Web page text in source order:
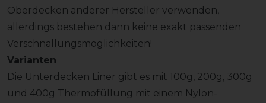
Oberdecken anderer Hersteller verwenden,
allerdings bestehen dann keine exakt passenden
Verschnallungsmöglichkeiten!
Varianten
Die Unterdecken Liner gibt es mit 100g, 200g, 300g
und 400g Thermofüllung mit einem Nylon-